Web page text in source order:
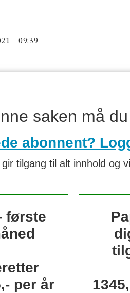
- 09:39
saken må
abonnent?
tilgang til alt innhold og
første
per år